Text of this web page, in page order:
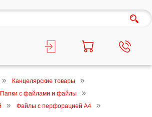
Канцелярские товары
Папки с файлами и файлы
Файлы с перфорацией А4